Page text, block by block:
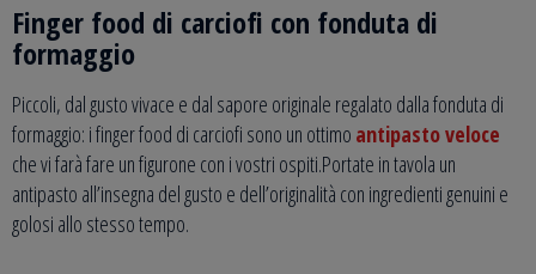
Finger food di carciofi con fonduta di
formaggio
Piccoli, dal gusto vivace e dal sapore originale regalato dalla fonduta di
formaggio: i finger food di carciofi sono un ottimo antipasto veloce
che vi farà fare un figurone con i vostri ospiti.Portate in tavola un
antipasto all’insegna del gusto e dell’originalità con ingredienti genuini e
golosi allo stesso tempo.